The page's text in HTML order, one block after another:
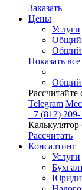
Заказать
Цены
Услуги
Общий
Общий
Показать
Общий
Рассчитайте
Telegram
+7 (812)
Калькулятор
Рассчитать
Консалтинг
Услуги